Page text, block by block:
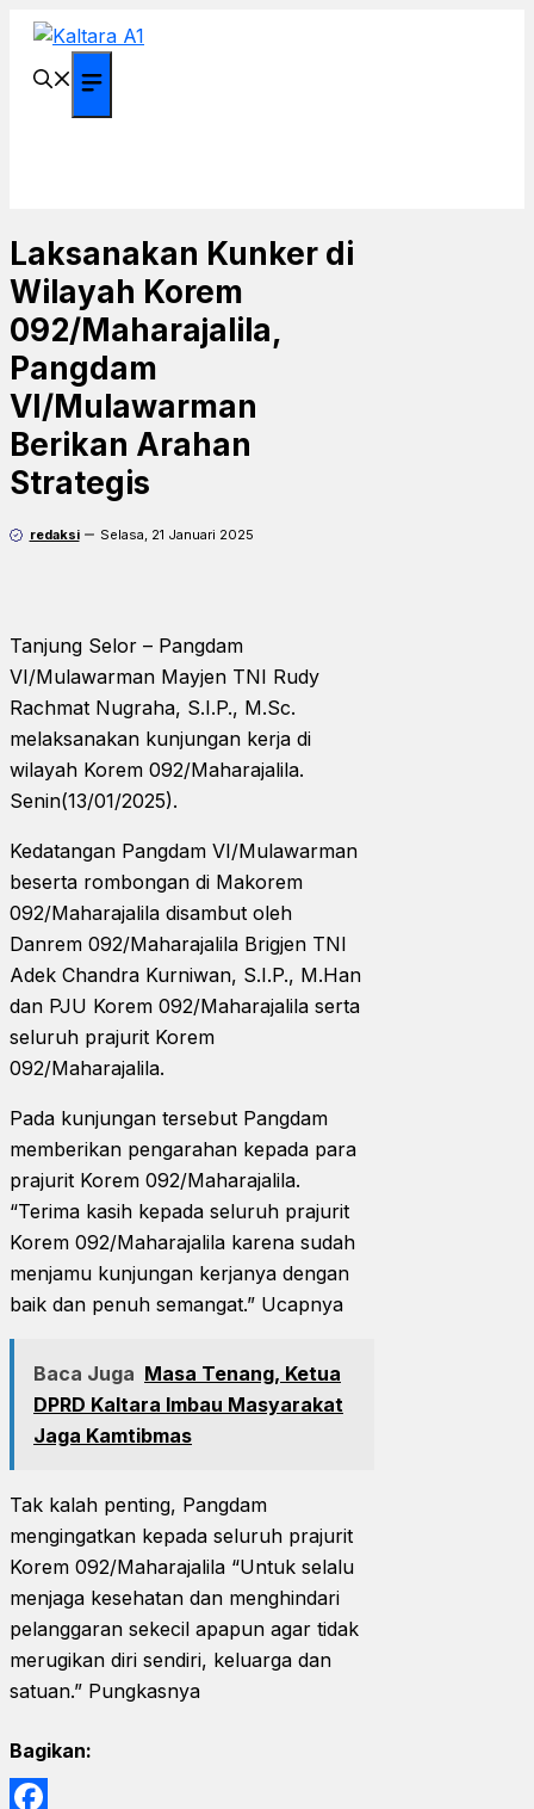
Langsung
Laksanakan Kunker di
Wilayah Korem
092/Maharajalila,
Pangdam
VI/Mulawarman
Berikan Arahan
Strategis
redaksi Selasa, 21 Januari 2025
Tanjung Selor – Pangdam
VI/Mulawarman Mayjen TNI Rudy
Rachmat Nugraha, S.I.P., M.Sc.
melaksanakan kunjungan kerja di
wilayah Korem 092/Maharajalila.
Senin(13/01/2025).
Kedatangan Pangdam VI/Mulawarman
beserta rombongan di Makorem
092/Maharajalila disambut oleh
Danrem 092/Maharajalila Brigjen TNI
Adek Chandra Kurniwan, S.I.P., M.Han
dan PJU Korem 092/Maharajalila serta
seluruh prajurit Korem
092/Maharajalila.
Pada kunjungan tersebut Pangdam
memberikan pengarahan kepada para
prajurit Korem 092/Maharajalila.
“Terima kasih kepada seluruh prajurit
Korem 092/Maharajalila karena sudah
menjamu kunjungan kerjanya dengan
baik dan penuh semangat.” Ucapnya
Baca Juga Masa Tenang, Ketua
DPRD Kaltara Imbau Masyarakat
Jaga Kamtibmas
Tak kalah penting, Pangdam
mengingatkan kepada seluruh prajurit
Korem 092/Maharajalila “Untuk selalu
menjaga kesehatan dan menghindari
pelanggaran sekecil apapun agar tidak
merugikan diri sendiri, keluarga dan
satuan.” Pungkasnya
Bagikan: